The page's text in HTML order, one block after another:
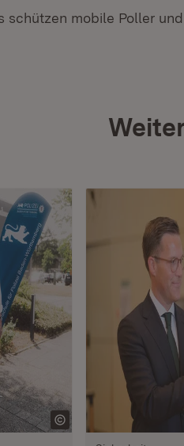
schützen mobile Poller